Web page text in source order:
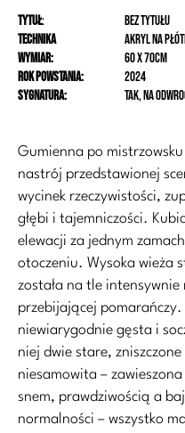
Tytuł:
Bez tytułu
Technika
akryl na
Wymiar:
60 x 70cm
Rok powstania:
2024
Sygnatura:
tak, na
Gumienna po
nastrój przedstawionej
wycinek rzeczywistości,
głębi i tajemniczości.
elewacji za jednym
otoczeniu. Wysoka wieża
została na tle
przebijającej
niewiarygodnie gęsta i
niej dwie stare,
niesamowita –
snem, prawdziwością a
normalności – wszystko